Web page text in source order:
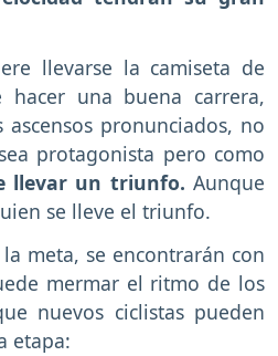
llevarse la camiseta de
una buena carrera,
pronunciados, no
protagonista pero como
llevar un triunfo. Aunque
se lleve el triunfo.
meta, se encontrarán con
mermar el ritmo de los
nuevos ciclistas pueden
etapa: